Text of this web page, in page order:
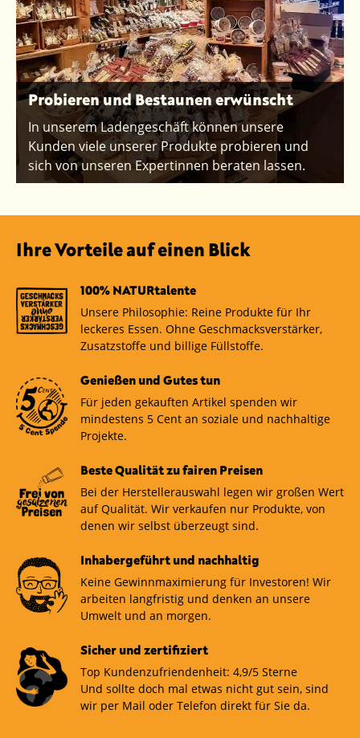
Probieren und Bestaunen erwünscht
In unserem Ladengeschäft können unsere
Kunden viele unserer Produkte probieren und
sich von unseren Expertinnen beraten lassen.
Ihre Vorteile auf einen Blick
100% NATURtalente
Unsere Philosophie: Reine Produkte für Ihr
leckeres Essen. Ohne Geschmacksverstärker,
Zusatzstoffe und billige Füllstoffe.
Genießen und Gutes tun
Für jeden gekauften Artikel spenden wir
mindestens 5 Cent an soziale und nachhaltige
Projekte.
Beste Qualität zu fairen Preisen
Bei der Herstellerauswahl legen wir großen Wert
auf Qualität. Wir verkaufen nur Produkte, von
denen wir selbst überzeugt sind.
Inhabergeführt und nachhaltig
Keine Gewinnmaximierung für Investoren! Wir
arbeiten langfristig und denken an unsere
Umwelt und an morgen.
Sicher und zertifiziert
Top Kundenzufriendenheit: 4,9/5 Sterne
Und sollte doch mal etwas nicht gut sein, sind
wir per Mail oder Telefon direkt für Sie da.